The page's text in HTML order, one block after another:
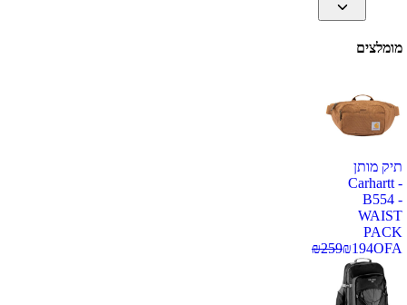
מומלצים
תיק מותן
Carhartt -
B554 -
WAIST
PACK
OFA
₪194
₪259